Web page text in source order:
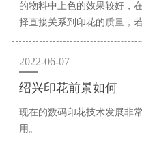
的物料中上色的效果较好，
择直接关系到印花的质量，
2022-06-07
绍兴印花前景如何
现在的数码印花技术发展非
用。